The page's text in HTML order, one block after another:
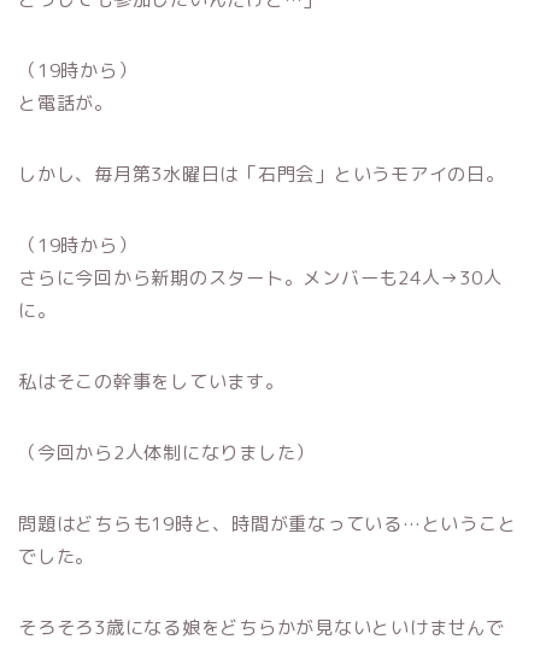
（19時から）
と電話が。
しかし、毎月第3水曜日は「石門会」というモアイの日。
（19時から）
さらに今回から新期のスタート。メンバーも24人→30人
に。
私はそこの幹事をしています。
（今回から2人体制になりました）
問題はどちらも19時と、時間が重なっている…ということ
でした。
そろそろ3歳になる娘をどちらかが見ないといけませんで